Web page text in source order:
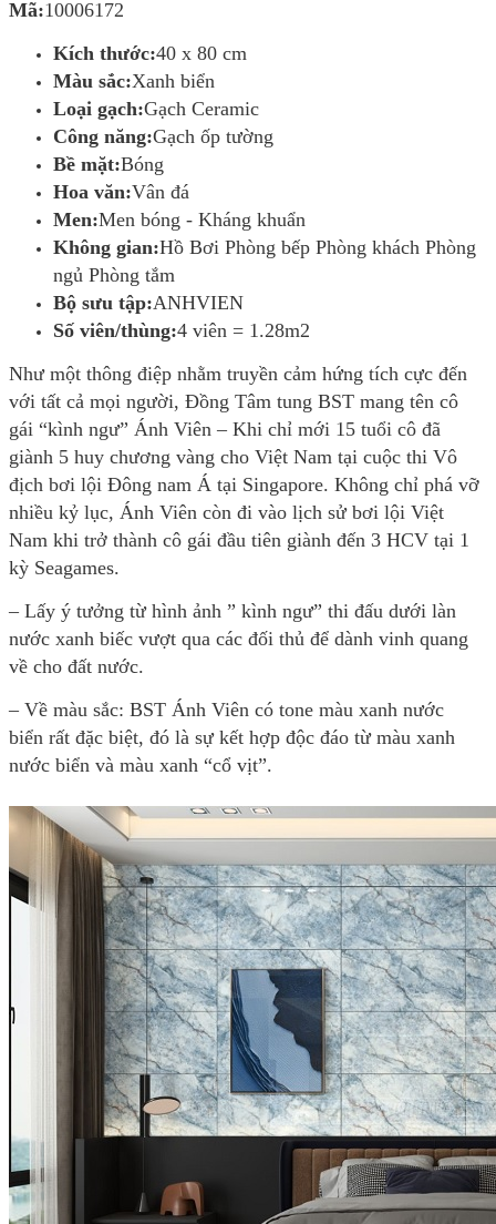
Mã:10006172
Kích thước:40 x 80 cm
Màu sắc:Xanh biển
Loại gạch:Gạch Ceramic
Công năng:Gạch ốp tường
Bề mặt:Bóng
Hoa văn:Vân đá
Men:Men bóng - Kháng khuẩn
Không gian:Hồ Bơi Phòng bếp Phòng khách Phòng
ngủ Phòng tắm
Bộ sưu tập:ANHVIEN
Số viên/thùng:4 viên = 1.28m2
Như một thông điệp nhằm truyền cảm hứng tích cực đến
với tất cả mọi người, Đồng Tâm tung BST mang tên cô
gái “kình ngư” Ánh Viên – Khi chỉ mới 15 tuổi cô đã
giành 5 huy chương vàng cho Việt Nam tại cuộc thi Vô
địch bơi lội Đông nam Á tại Singapore. Không chỉ phá vỡ
nhiều kỷ lục, Ánh Viên còn đi vào lịch sử bơi lội Việt
Nam khi trở thành cô gái đầu tiên giành đến 3 HCV tại 1
kỳ Seagames.
– Lấy ý tưởng từ hình ảnh ” kình ngư” thi đấu dưới làn
nước xanh biếc vượt qua các đối thủ để dành vinh quang
về cho đất nước.
– Về màu sắc: BST Ánh Viên có tone màu xanh nước
biển rất đặc biệt, đó là sự kết hợp độc đáo từ màu xanh
nước biển và màu xanh “cổ vịt”.